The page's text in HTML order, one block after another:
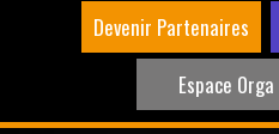
Devenir Partenaires
Espace Orga